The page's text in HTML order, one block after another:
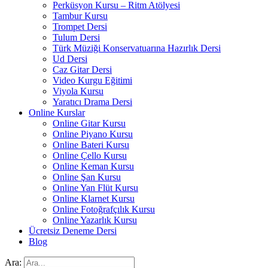
Perküsyon Kursu – Ritm Atölyesi
Tambur Kursu
Trompet Dersi
Tulum Dersi
Türk Müziği Konservatuarına Hazırlık Dersi
Ud Dersi
Caz Gitar Dersi
Video Kurgu Eğitimi
Viyola Kursu
Yaratıcı Drama Dersi
Online Kurslar
Online Gitar Kursu
Online Piyano Kursu
Online Bateri Kursu
Online Çello Kursu
Online Keman Kursu
Online Şan Kursu
Online Yan Flüt Kursu
Online Klarnet Kursu
Online Fotoğrafçılık Kursu
Online Yazarlık Kursu
Ücretsiz Deneme Dersi
Blog
Ara: